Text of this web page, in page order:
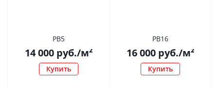
РВ5
14 000руб./м²
Купить
РВ16
16 000руб./м²
Купить